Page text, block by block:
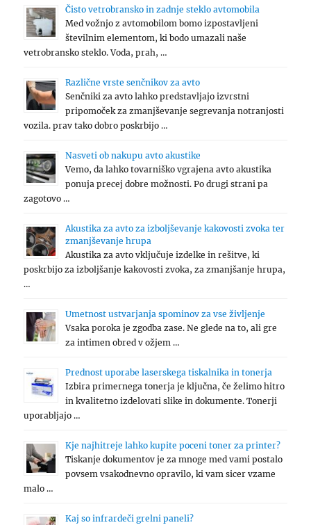
Čisto vetrobransko in zadnje steklo avtomobila
Med vožnjo z avtomobilom bomo izpostavljeni
številnim elementom, ki bodo umazali naše
vetrobransko steklo. Voda, prah, …
Različne vrste senčnikov za avto
Senčniki za avto lahko predstavljajo izvrstni
pripomoček za zmanjševanje segrevanja notranjosti
vozila. prav tako dobro poskrbijo …
Nasveti ob nakupu avto akustike
Vemo, da lahko tovarniško vgrajena avto akustika
ponuja precej dobre možnosti. Po drugi strani pa
zagotovo …
Akustika za avto za izboljševanje kakovosti zvoka ter
zmanjševanje hrupa
Akustika za avto vključuje izdelke in rešitve, ki
poskrbijo za izboljšanje kakovosti zvoka, za zmanjšanje hrupa,
…
Umetnost ustvarjanja spominov za vse življenje
Vsaka poroka je zgodba zase. Ne glede na to, ali gre
za intimen obred v ožjem …
Prednost uporabe laserskega tiskalnika in tonerja
Izbira primernega tonerja je ključna, če želimo hitro
in kvalitetno izdelovati slike in dokumente. Tonerji
uporabljajo …
Kje najhitreje lahko kupite poceni toner za printer?
Tiskanje dokumentov je za mnoge med vami postalo
povsem vsakodnevno opravilo, ki vam sicer vzame
malo …
Kaj so infrardeči grelni paneli?